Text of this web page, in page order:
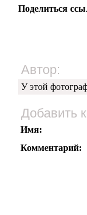
Поделиться
Автор:
У этой
Добавить
Имя:
Комментарий: